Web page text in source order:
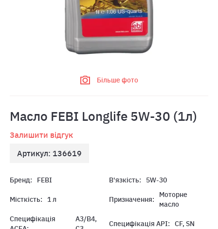
Більше фото
Масло FEBI Longlife 5W-30 (1л)
Залишити відгук
Артикул: 136619
Бренд: FEBI В'язкість: 5W-30
Місткість: 1 л Призначення:
Моторне
масло
Специфікація
A3/B4,
Специфікація API: CF, SN